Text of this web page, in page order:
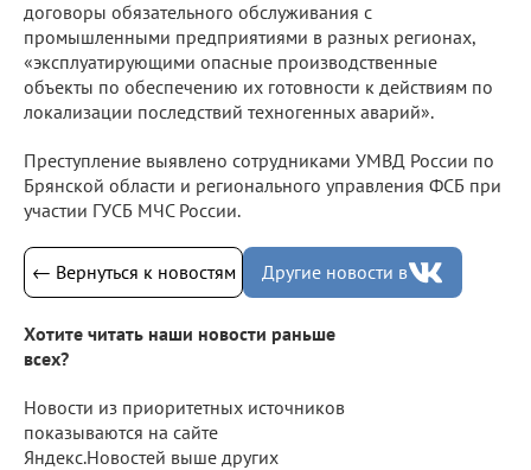
договоры обязательного обслуживания с
промышленными предприятиями в разных регионах,
«эксплуатирующими опасные производственные
объекты по обеспечению их готовности к действиям по
локализации последствий техногенных аварий».
Преступление выявлено сотрудниками УМВД России по
Брянской области и регионального управления ФСБ при
участии ГУСБ МЧС России.
← Вернуться к новостям Другие новости в
Хотите читать наши новости раньше
всех?
Новости из приоритетных источников
показываются на сайте
Яндекс.Новостей выше других